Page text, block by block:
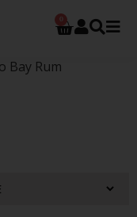
0
Bay Rum